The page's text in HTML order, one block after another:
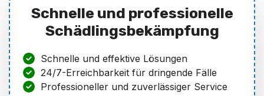
Schnelle und professionelle
Schädlingsbekämpfung
Schnelle und effektive Lösungen
24/7-Erreichbarkeit für dringende Fälle
Professioneller und zuverlässiger Service